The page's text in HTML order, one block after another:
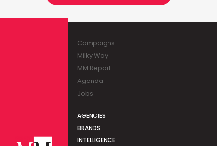
Campaigns
Milky Way
MM Report
Agenda
Jobs
AGENCIES
BRANDS
INTELLIGENCE